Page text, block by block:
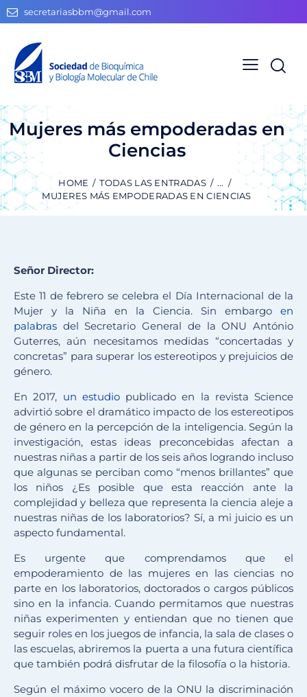
secretariasbbm@gmail.com
Mujeres más empoderadas en
Ciencias
HOME TODAS LAS ENTRADAS
...
MUJERES MÁS EMPODERADAS EN CIENCIAS
Señor Director:
Este 11 de febrero se celebra el Día Internacional de la
Mujer y la Niña en la Ciencia. Sin embargo en
palabras del Secretario General de la ONU António
Guterres, aún necesitamos medidas “concertadas y
concretas” para superar los estereotipos y prejuicios de
género.
En 2017, un estudiopublicado en la revista Science
advirtió sobre el dramático impacto de los estereotipos
de género en la percepción de la inteligencia. Según la
investigación, estas ideas preconcebidas afectan a
nuestras niñas a partir de los seis años logrando incluso
que algunas se perciban como “menos brillantes” que
los niños ¿Es posible que esta reacción ante la
complejidad y belleza que representa la ciencia aleje a
nuestras niñas de los laboratorios? Sí, a mi juicio es un
aspecto fundamental.
Es urgente que comprendamos que el
empoderamiento de las mujeres en las ciencias no
parte en los laboratorios, doctorados o cargos públicos
sino en la infancia. Cuando permitamos que nuestras
niñas experimenten y entiendan que no tienen que
seguir roles en los juegos de infancia, la sala de clases o
las escuelas, abriremos la puerta a una futura científica
que también podrá disfrutar de la filosofía o la historia.
Según el máximo vocero de la ONU la discriminación